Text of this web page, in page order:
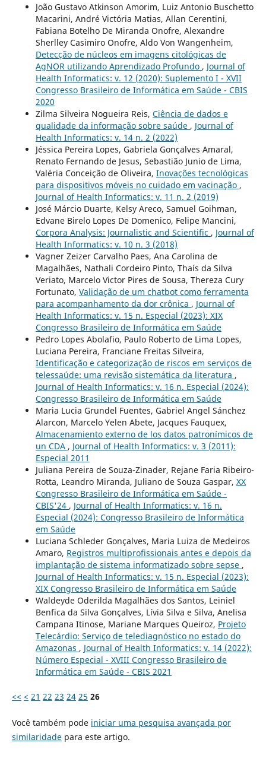
João Gustavo Atkinson Amorim, Luiz Antonio Buschetto
Macarini, André Victória Matias, Allan Cerentini,
Fabiana Botelho De Miranda Onofre, Alexandre
Sherlley Casimiro Onofre, Aldo Von Wangenheim,
Detecção de núcleos em imagens citológicas de
AgNOR utilizando Aprendizado Profundo , Journal of
Health Informatics: v. 12 (2020): Suplemento I - XVII
Congresso Brasileiro de Informática em Saúde - CBIS
2020
Zilma Silveira Nogueira Reis, Ciência de dados e
qualidade da informação sobre saúde , Journal of
Health Informatics: v. 14 n. 2 (2022)
Jéssica Pereira Lopes, Gabriela Gonçalves Amaral,
Renato Fernando de Jesus, Sebastião Junio de Lima,
Valéria Conceição de Oliveira, Inovações tecnológicas
para dispositivos móveis no cuidado em vacinação ,
Journal of Health Informatics: v. 11 n. 2 (2019)
José Márcio Duarte, Kelsy Areco, Samuel Goihman,
Edvane Birelo Lopes De Domenico, Felipe Mancini,
Corpora Analysis: Journalistic and Scientific , Journal of
Health Informatics: v. 10 n. 3 (2018)
Vagner Zeizer Carvalho Paes, Ana Carolina de
Magalhães, Nathali Cordeiro Pinto, Thaís da Silva
Veriato, Marcelo Victor Pires de Sousa, Thereza Cury
Fortunato, Validação de um chatbot como ferramenta
para acompanhamento da dor crônica , Journal of
Health Informatics: v. 15 n. Especial (2023): XIX
Congresso Brasileiro de Informática em Saúde
Pedro Lopes Abolafio, Paulo Roberto de Lima Lopes,
Luciana Pereira, Franciane Freitas Silveira,
Identificação e categorização de riscos em serviços de
telessaúde: uma revisão sistemática da literatura ,
Journal of Health Informatics: v. 16 n. Especial (2024):
Congresso Brasileiro de Informática em Saúde
Maria Lucia Grundel Fuentes, Gabriel Angel Sánchez
Alarcon, Marcelo Yelen Abete, Jacques Fauquex,
Almacenamiento externo de los datos patronímicos de
un CDA , Journal of Health Informatics: v. 3 (2011):
Especial 2011
Juliana Pereira de Souza-Zinader, Rejane Faria Ribeiro-
Rotta, Leandro Miranda, Juliano de Souza Gaspar, XX
Congresso Brasileiro de Informática em Saúde -
CBIS'24 , Journal of Health Informatics: v. 16 n.
Especial (2024): Congresso Brasileiro de Informática
em Saúde
Luciana Schleder Gonçalves, Maria Luiza de Medeiros
Amaro, Registros multiprofissionais antes e depois da
implantação de sistema informatizado sobre sepse ,
Journal of Health Informatics: v. 15 n. Especial (2023):
XIX Congresso Brasileiro de Informática em Saúde
Waldeyde Oderilda Magalhães dos Santos, Leiniel
Benfica da Silva Gonçalves, Lívia Silva e Silva, Anelisa
Campana Itinose, Mariane Marques Queiroz, Projeto
Telecárdio: Serviço de telediagnóstico no estado do
Amazonas , Journal of Health Informatics: v. 14 (2022):
Número Especial - XVIII Congresso Brasileiro de
Informática em Saúde - CBIS 2021
<< < 21 22 23 24 25 26
Você também pode iniciar uma pesquisa avançada por
similaridadepara este artigo.